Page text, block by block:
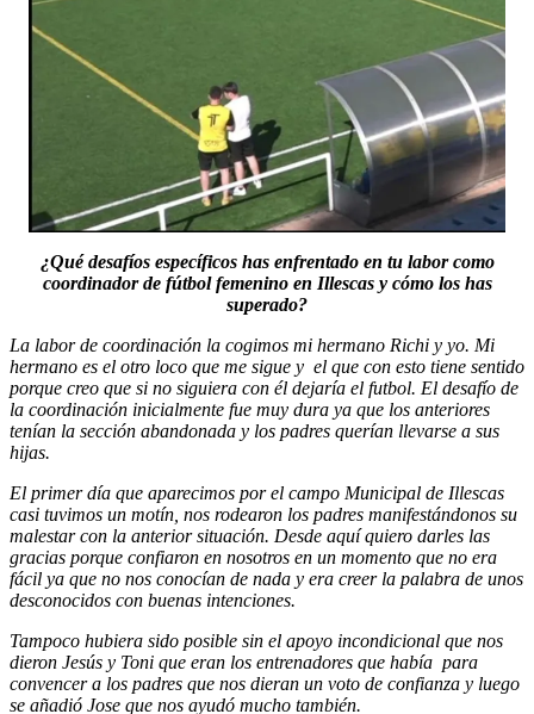
¿Qué desafíos específicos has enfrentado en tu labor como
coordinador de fútbol femenino en Illescas y cómo los has
superado?
La labor de coordinación la cogimos mi hermano Richi y yo. Mi
hermano es el otro loco que me sigue y el que con esto tiene sentido
porque creo que si no siguiera con él dejaría el futbol. El desafío de
la coordinación inicialmente fue muy dura ya que los anteriores
tenían la sección abandonada y los padres querían llevarse a sus
hijas.
El primer día que aparecimos por el campo Municipal de Illescas
casi tuvimos un motín, nos rodearon los padres manifestándonos su
malestar con la anterior situación. Desde aquí quiero darles las
gracias porque confiaron en nosotros en un momento que no era
fácil ya que no nos conocían de nada y era creer la palabra de unos
desconocidos con buenas intenciones.
Tampoco hubiera sido posible sin el apoyo incondicional que nos
dieron Jesús y Toni que eran los entrenadores que había para
convencer a los padres que nos dieran un voto de confianza y luego
se añadió Jose que nos ayudó mucho también.